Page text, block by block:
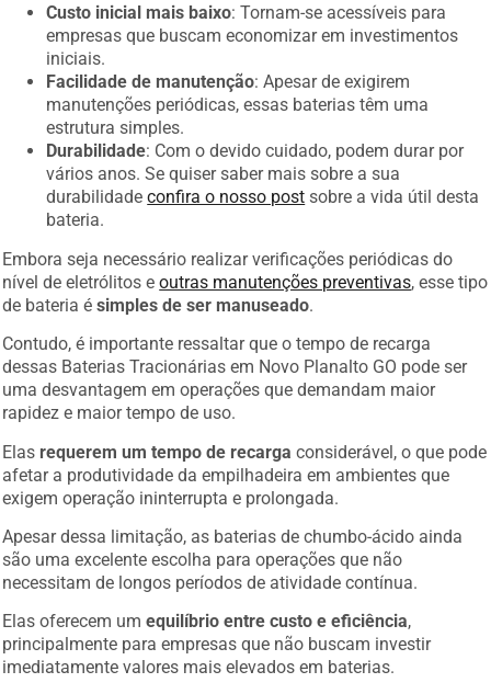
Custo inicial mais baixo: Tornam-se acessíveis para
empresas que buscam economizar em investimentos
iniciais.
Facilidade de manutenção: Apesar de exigirem
manutenções periódicas, essas baterias têm uma
estrutura simples.
Durabilidade: Com o devido cuidado, podem durar por
vários anos. Se quiser saber mais sobre a sua
durabilidadeconfira o nosso post sobre a vida útil desta
bateria.
Embora seja necessário realizar verificações periódicas do
nível de eletrólitos eoutras manutenções preventivas, esse tipo
de bateria ésimples de ser manuseado.
Contudo, é importante ressaltar que o tempo de recarga
dessas Baterias Tracionárias em Novo Planalto GO pode ser
uma desvantagem em operações que demandam maior
rapidez e maior tempo de uso.
Elas requerem um tempo de recarga considerável, o que pode
afetar a produtividade da empilhadeira em ambientes que
exigem operação ininterrupta e prolongada.
Apesar dessa limitação, as baterias de chumbo-ácido ainda
são uma excelente escolha para operações que não
necessitam de longos períodos de atividade contínua.
Elas oferecem umequilíbrio entre custo e eficiência,
principalmente para empresas que não buscam investir
imediatamente valores mais elevados em baterias.